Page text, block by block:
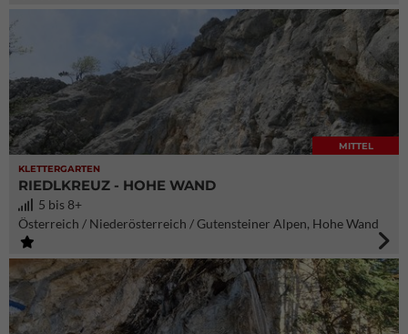
KLETTERGARTEN
MITTEL
RIEDLKREUZ - HOHE WAND
5 bis 8+
Österreich / Niederösterreich / Gutensteiner Alpen, Hohe Wand